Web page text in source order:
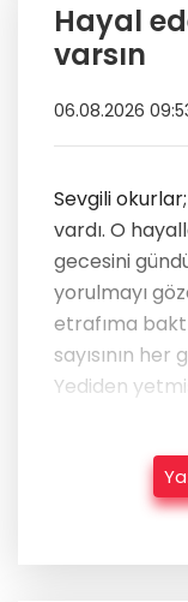
Hayal
varsın
06.08.2026
Sevgili okurlar; Eskiden insanların hayalleri
vardı. O
gecesini
yorulmayı göze
etrafıma
sayısının her
Yediden